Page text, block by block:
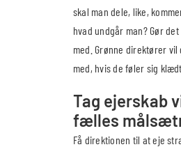
skal man dele, like,
hvad undgår man? Gør
med. Grønne direktører
med, hvis de føler sig
Tag ejerskab
fælles
Få direktionen til at eje